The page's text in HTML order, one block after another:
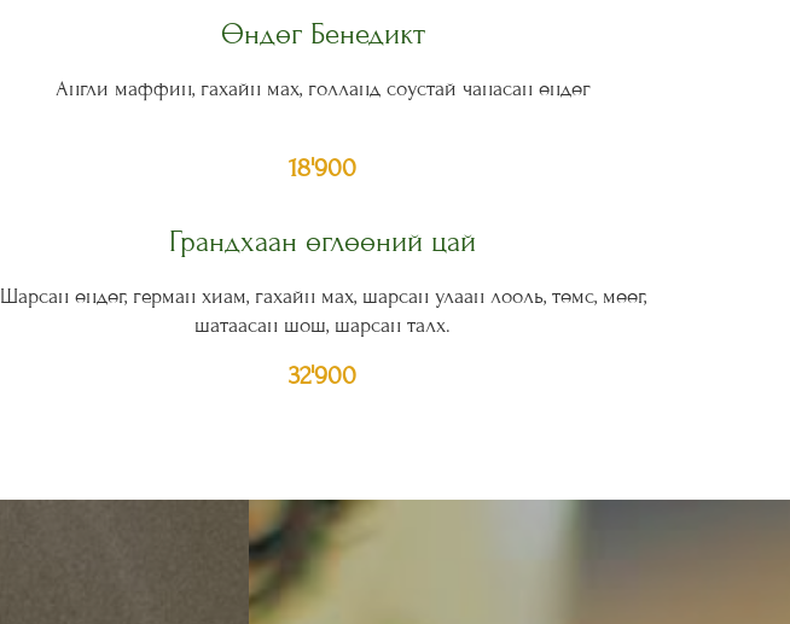
Өндөг Бенедикт
Англи маффин, гахайн мах, голланд соустай чанасан өндөг
18'900
Грандхаан өглөөний цай
Шарсан өндөг, герман хиам, гахайн мах, шарсан улаан лооль, төмс, мөөг,
шатаасан шош, шарсан талх.
32'900